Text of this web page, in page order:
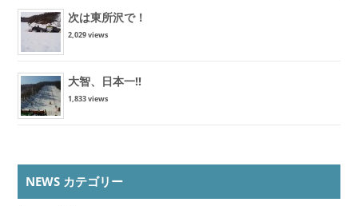
次は東所沢で！
2,029 views
大智、日本一!!
1,833 views
NEWS カテゴリー